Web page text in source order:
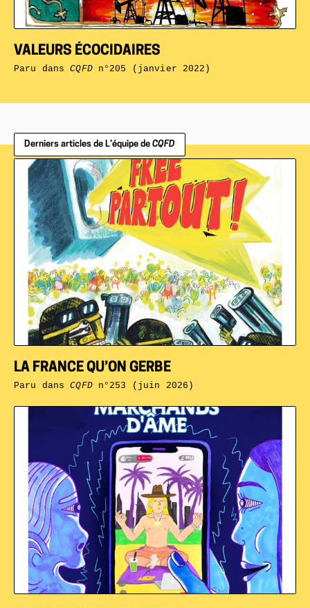
VALEURS ÉCOCIDAIRES
Paru dansCQFDn°205 (janvier 2022)
Derniers articles de L’équipe de CQFD
LA FRANCE QU’ON GERBE
Paru dansCQFDn°253 (juin 2026)